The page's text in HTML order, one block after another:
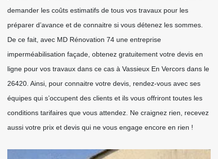
demander les coûts estimatifs de tous vos travaux pour les
préparer d’avance et de connaitre si vous détenez les sommes.
De ce fait, avec MD Rénovation 74 une entreprise
imperméabilisation façade, obtenez gratuitement votre devis en
ligne pour vos travaux dans ce cas à Vassieux En Vercors dans le
26420. Ainsi, pour connaitre votre devis, rendez-vous avec ses
équipes qui s’occupent des clients et ils vous offriront toutes les
conditions tarifaires que vous attendez. Ne craignez rien, recevez
aussi votre prix et devis qui ne vous engage encore en rien !